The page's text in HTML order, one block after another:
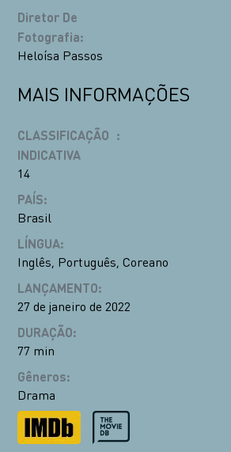
Diretor De
Fotografia:
Heloísa Passos
MAIS INFORMAÇÕES
CLASSIFICAÇÃO
INDICATIVA
:
14
PAÍS:
Brasil
LÍNGUA:
Inglês, Português,Coreano
LANÇAMENTO:
27 de janeiro de 2022
DURAÇÃO:
77 min
Gêneros:
Drama